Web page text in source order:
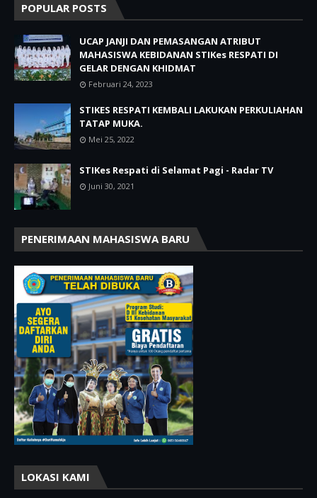
POPULAR POSTS
UCAP JANJI DAN PEMASANGAN ATRIBUT
MAHASISWA KEBIDANAN STIKes RESPATI DI
GELAR DENGAN KHIDMAT
Februari 24, 2023
STIKES RESPATI KEMBALI LAKUKAN PERKULIAHAN
TATAP MUKA.
Mei 25, 2022
STIKes Respati di Selamat Pagi - Radar TV
Juni 30, 2021
PENERIMAAN MAHASISWA BARU
LOKASI KAMI